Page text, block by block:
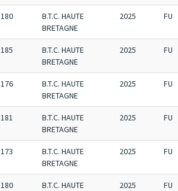
180
B.T.C. HAUTE
BRETAGNE
2025 FU
185
B.T.C. HAUTE
BRETAGNE
2025 FU
176
B.T.C. HAUTE
BRETAGNE
2025 FU
181
B.T.C. HAUTE
BRETAGNE
2025 FU
173
B.T.C. HAUTE
BRETAGNE
2025 FU
180
B.T.C. HAUTE
2025 FU